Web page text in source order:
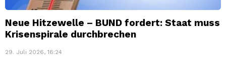
Neue Hitzewelle – BUND fordert: Staat muss
Krisenspirale durchbrechen
29. Juli 2026, 16:24